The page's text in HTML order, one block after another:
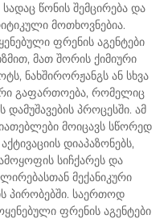
წონის შემცირება და
მოთხოვნებია.
ფრენის აგენტები
მათ შორის ქიმიური
ნახშირორჟანგს ან სხვა
გაფართოება, რომელიც
პროცესში. ამ
მოიცავს სწორედ
დიაპაზონებს,
სიჩქარეს და
მექანიკური
პირობებში. საერთოდ
ფრენის აგენტები